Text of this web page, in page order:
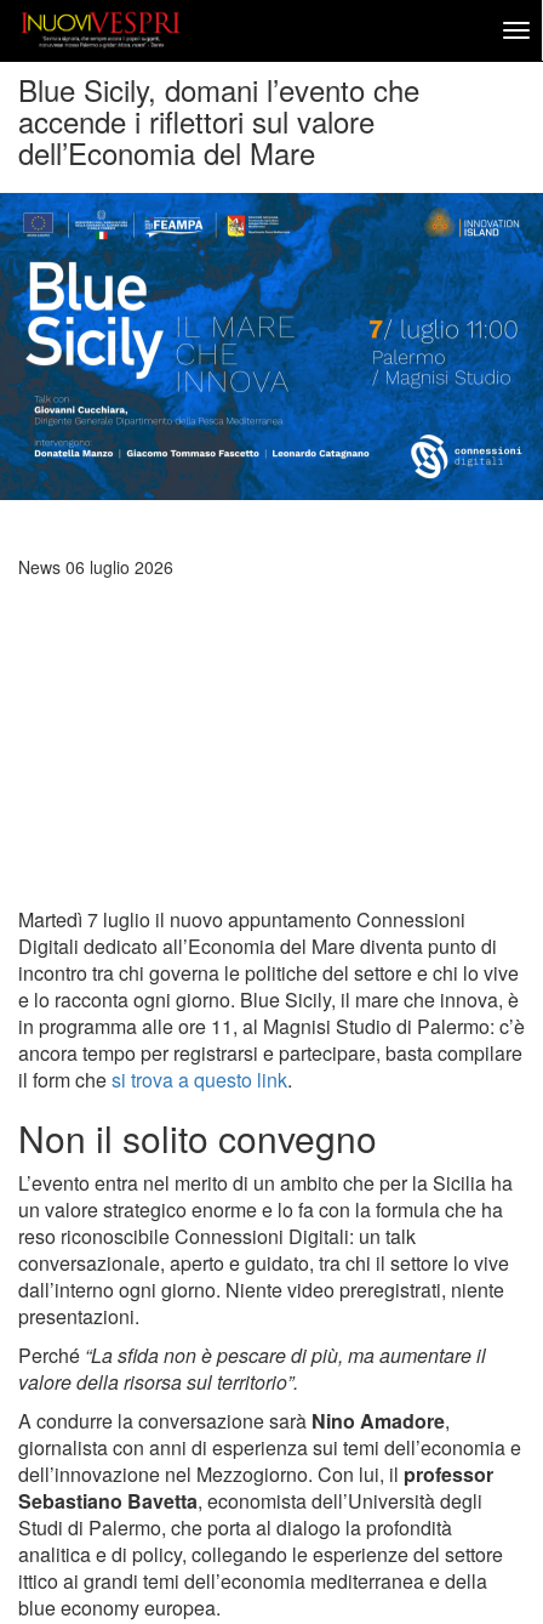
Blue Sicily, domani l’evento che
accende i riflettori sul valore
dell’Economia del Mare
News 06 luglio 2026
Martedì 7 luglio il nuovo appuntamento Connessioni
Digitali dedicato all’Economia del Mare diventa punto di
incontro tra chi governa le politiche del settore e chi lo vive
e lo racconta ogni giorno. Blue Sicily, il mare che innova, è
in programma alle ore 11, al Magnisi Studio di Palermo: c’è
ancora tempo per registrarsi e partecipare, basta compilare
il form chesi trova a questo link.
Non il solito convegno
L’evento entra nel merito di un ambito che per la Sicilia ha
un valore strategico enorme e lo fa con la formula che ha
reso riconoscibile Connessioni Digitali: un talk
conversazionale, aperto e guidato, tra chi il settore lo vive
dall’interno ogni giorno. Niente video preregistrati, niente
presentazioni.
Perché “La sfida non è pescare di più, ma aumentare il
valore della risorsa sul territorio”.
A condurre la conversazione sarà Nino Amadore,
giornalista con anni di esperienza sui temi dell’economia e
dell’innovazione nel Mezzogiorno. Con lui, il professor
Sebastiano Bavetta, economista dell’Università degli
Studi di Palermo, che porta al dialogo la profondità
analitica e di policy, collegando le esperienze del settore
ittico ai grandi temi dell’economia mediterranea e della
blue economy europea.